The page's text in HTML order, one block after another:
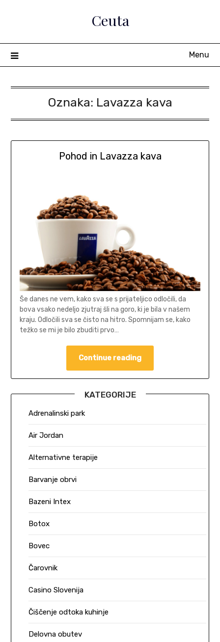
Ceuta
Menu
Oznaka: Lavazza kava
Pohod in Lavazza kava
Še danes ne vem, kako sva se s prijateljico odločili, da
bova vsako nedeljo zjutraj šli na goro, ki je bila v našem
kraju. Odločili sva se čisto na hitro. Spomnijam se, kako
težko se mi je bilo zbuditi prvo…
Continue reading
KATEGORIJE
Adrenalinski park
Air Jordan
Alternativne terapije
Barvanje obrvi
Bazeni Intex
Botox
Bovec
Čarovnik
Casino Slovenija
Čiščenje odtoka kuhinje
Delovna obutev